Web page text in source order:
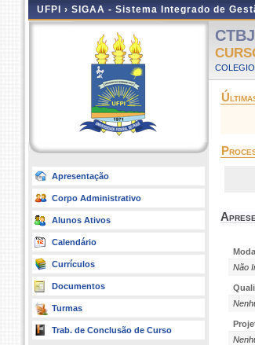
UFPI › SIGAA - Sistema Integrado de
Apresentação
Corpo Administrativo
Alunos Ativos
Calendário
Currículos
Documentos
Turmas
Trab. de Conclusão de Curso
Não